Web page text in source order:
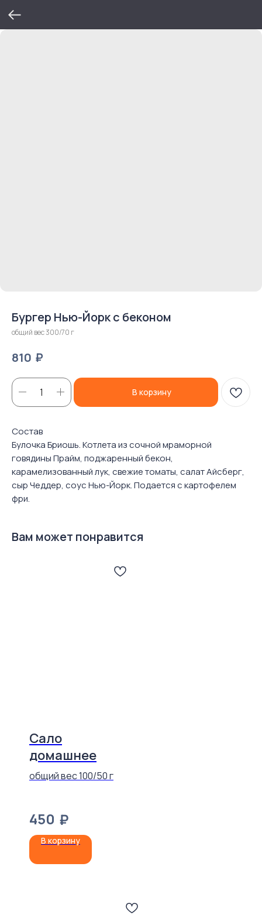
Бургер Нью-Йорк с беконом
общий вес 300/70 г
810 ₽
В корзину
Состав
Булочка Бриошь. Котлета из сочной мраморной
говядины Прайм, поджаренный бекон,
карамелизованный лук, свежие томаты, салат Айсберг,
сыр Чеддер, соус Нью-Йорк. Подается с картофелем
фри.
Вам может понравится
Сало
домашнее
общий вес 100/50 г
450 ₽
В корзину